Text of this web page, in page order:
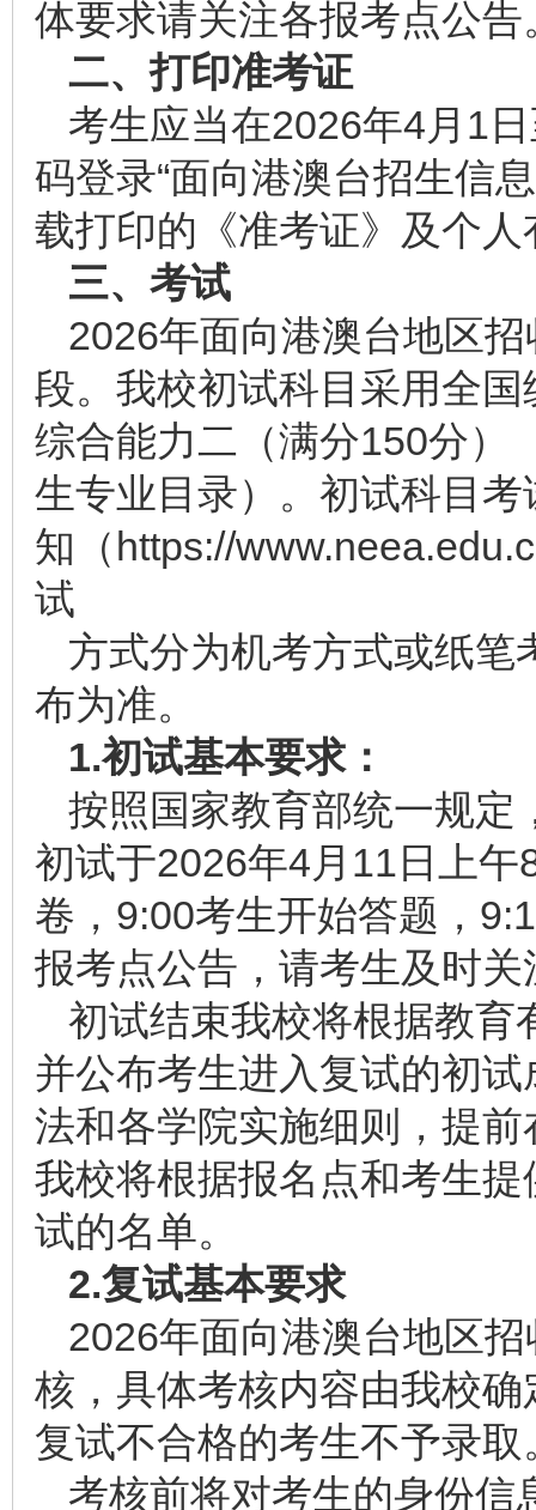
体要求请关注各报考点公告
二、打印准考证
考生应当在2026年4月1
码登录“面向港澳台招生信
载打印的《准考证》及个
三、考试
2026年面向港澳台地区
段。我校初试科目采用全
综合能力二（满分150分）
生专业目录）。初试科目
知（https://
试
方式分为机考方式或纸笔
布为准。
1.初试基本要求：
按照国家教育部统一规定
初试于2026年4月11日上
卷，9:00考生开始答题，
报考点公告，请考生及时关
初试结束我校将根据教育
并公布考生进入复试的初
法和各学院实施细则，提
我校将根据报名点和考生
试的名单。
2.复试基本要求
2026年面向港澳台地区
核，具体考核内容由我校
复试不合格的考生不予录取
考核前将对考生的身份信